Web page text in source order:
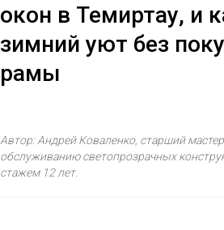
окон в Темиртау, и
зимний уют без
рамы
Автор: Андрей Коваленко, старший
обслуживанию светопрозрачных
стажем 12 лет.